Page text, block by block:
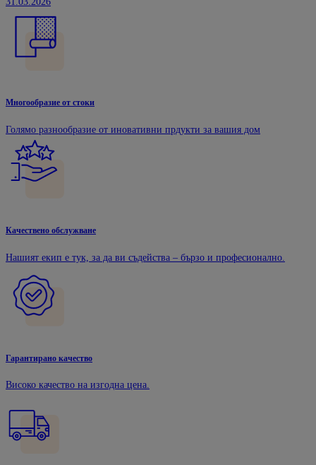
Многообразие от стоки
Голямо разнообразие от иновативни прдукти за вашия дом
Качествено обслужване
Нашият екип е тук, за да ви съдейства – бързо и професионално.
Гарантирано качество
Високо качество на изгодна цена.